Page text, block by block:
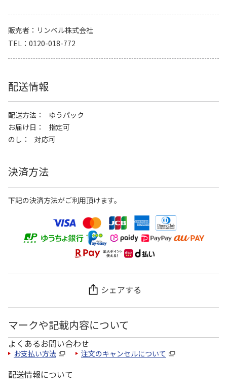
販売者
リンベル株式会社
TEL
0120-018-772
配送情報
配送方法
ゆうパック
お届け日
指定可
のし
対応可
決済方法
下記の決済方法がご利用頂けます。
シェアする
マークや記載内容について
よくあるお問い合わせ
お支払い方法 注文のキャンセルについて
配送情報について